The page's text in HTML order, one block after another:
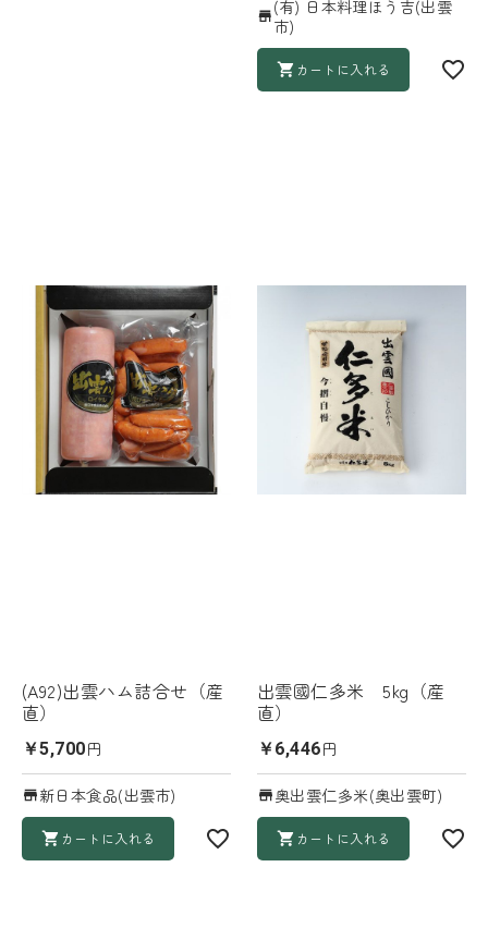
(有) 日本料理ほう吉(出雲
市)
カートに入れる
(A92)出雲ハム詰合せ（産
直）
￥5,700円
新日本食品(出雲市)
カートに入れる
出雲國仁多米 5kg（産
直）
￥6,446円
奥出雲仁多米(奥出雲町)
カートに入れる